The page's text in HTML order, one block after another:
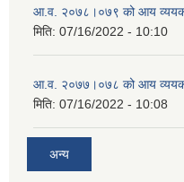
आ.व. २०७८।०७९ को आय
मिति: 07/16/2022 - 10:10
आ.व. २०७७।०७८ को आय
मिति: 07/16/2022 - 10:08
अन्य